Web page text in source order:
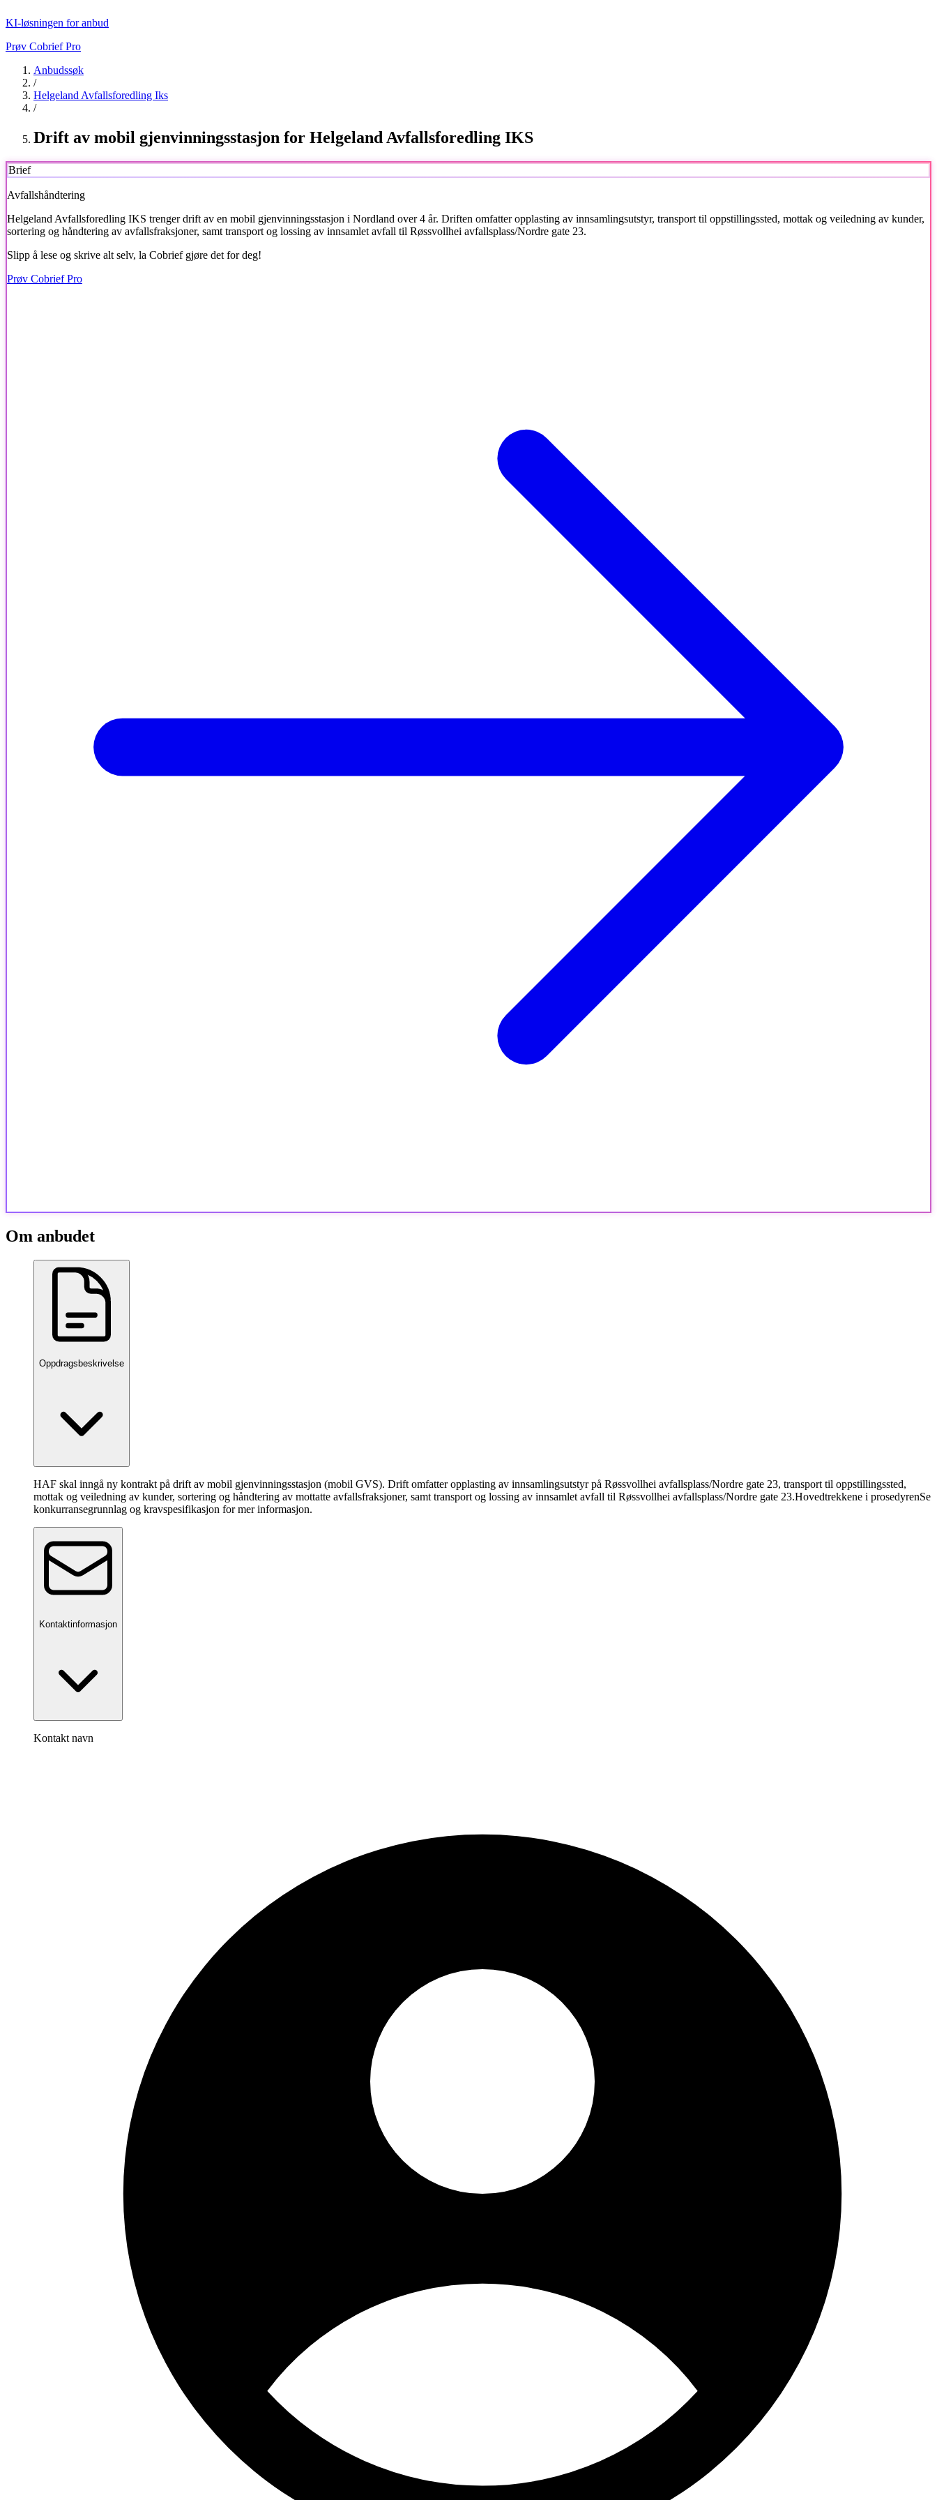
KI-løsningen for anbud
Prøv Cobrief Pro
Anbudssøk
/
Helgeland Avfallsforedling Iks
/
Drift av mobil gjenvinningsstasjon for Helgeland Avfallsforedling IKS
Brief
Avfallshåndtering
Helgeland Avfallsforedling IKS trenger drift av en mobil gjenvinningsstasjon i Nordland over 4 år. Driften omfatter opplasting av innsamlingsutstyr, transport til oppstillingssted, mottak og veiledning av kunder,
sortering og håndtering av avfallsfraksjoner, samt transport og lossing av innsamlet avfall til Røssvollhei avfallsplass/Nordre gate 23.
Slipp å lese og skrive alt selv, la Cobrief gjøre det for deg!
Prøv Cobrief Pro
Om anbudet
Oppdragsbeskrivelse
HAF skal inngå ny kontrakt på drift av mobil gjenvinningsstasjon (mobil GVS). Drift omfatter opplasting av innsamlingsutstyr på Røssvollhei avfallsplass/Nordre gate 23, transport til oppstillingssted,
mottak og veiledning av kunder, sortering og håndtering av mottatte avfallsfraksjoner, samt transport og lossing av innsamlet avfall til Røssvollhei avfallsplass/Nordre gate 23.Hovedtrekkene i prosedyrenSe
konkurransegrunnlag og kravspesifikasjon for mer informasjon.
Kontaktinformasjon
Kontakt navn